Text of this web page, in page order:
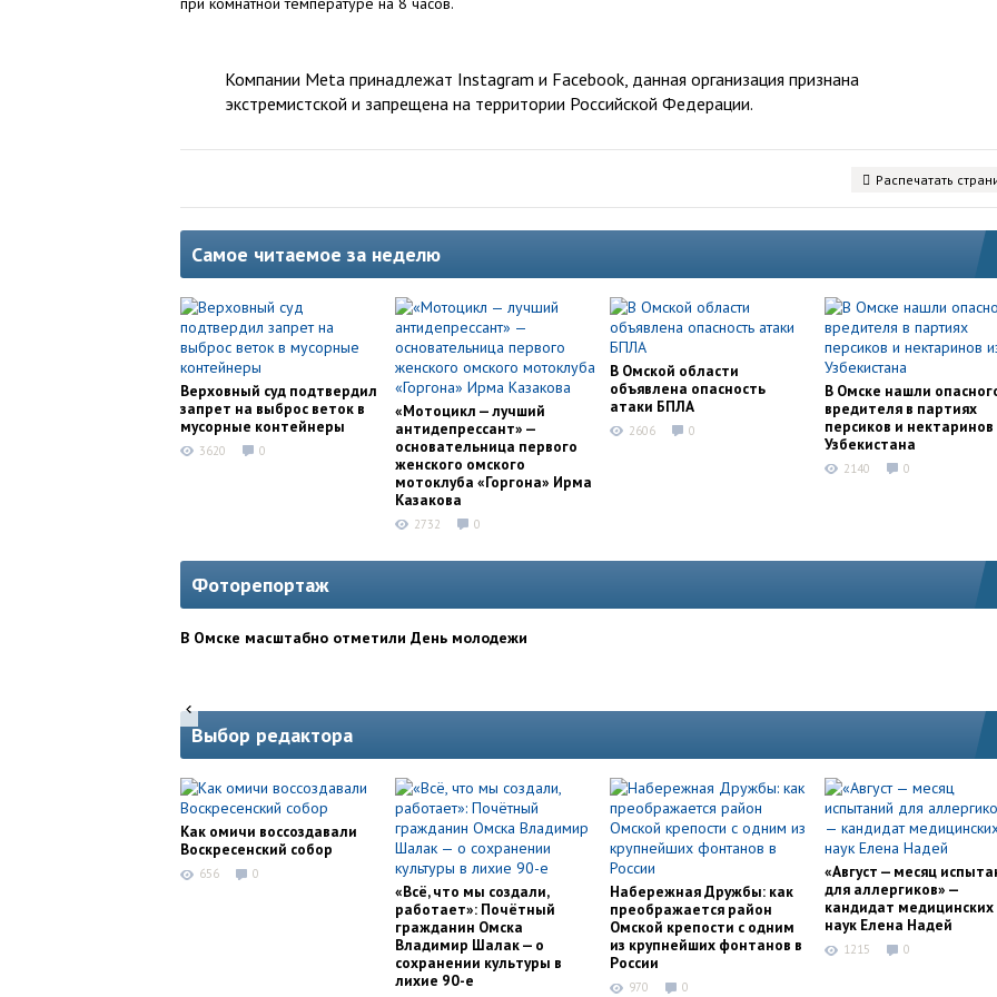
Компании Meta принадлежат Instagram и Facebook, данная организация признана
экстремистской и запрещена на территории Российской Федерации.
Распечатать
Самое читаемое за неделю
Верховный суд подтвердил
запрет на выброс веток в
мусорные контейнеры
3620 0
«Мотоцикл — лучший
антидепрессант» —
основательница первого
женского омского
мотоклуба «Горгона» Ирма
Казакова
2732 0
В Омской области
объявлена опасность
атаки БПЛА
2606 0
В Омске нашли
вредителя в партиях
персиков и нектаринов
Узбекистана
2140 0
Фоторепортаж
В Омске масштабно отметили День молодежи
Выбор редактора
Как омичи воссоздавали
Воскресенский собор
656 0
«Всё, что мы создали,
работает»: Почётный
гражданин Омска
Владимир Шалак — о
сохранении культуры в
лихие 90-е
Набережная Дружбы: как
преображается район
Омской крепости с одним
из крупнейших фонтанов в
России
970 0
«Август — месяц
для аллергиков» —
кандидат медицинских
наук Елена Надей
1215 0